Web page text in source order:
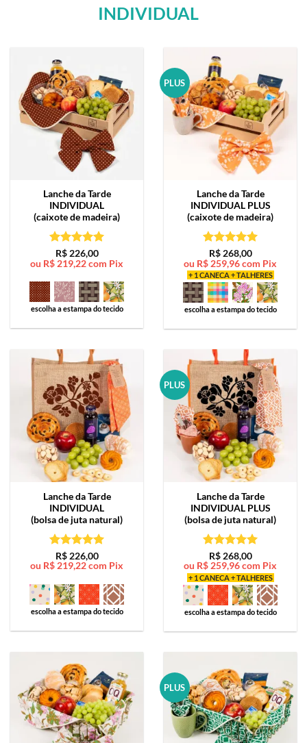
INDIVIDUAL
Lanche da Tarde
INDIVIDUAL
(caixote de madeira)
Avaliação5
de 5
R$226,00
ou R$ 219,22com Pix
escolha a estampa do tecido
PLUS
Lanche da Tarde
INDIVIDUAL PLUS
(caixote de madeira)
Avaliação5
de 5
R$268,00
ou R$ 259,96com Pix
+ 1 CANECA + TALHERES
escolha a estampa do tecido
Lanche da Tarde
INDIVIDUAL
(bolsa de juta natural)
Avaliação5
de 5
R$226,00
ou R$219,22com Pix
escolha a estampa do tecido
PLUS
Lanche da Tarde
INDIVIDUAL PLUS
(bolsa de juta natural)
Avaliação5
de 5
R$268,00
ou R$259,96com Pix
+ 1 CANECA + TALHERES
escolha a estampa do tecido
PLUS